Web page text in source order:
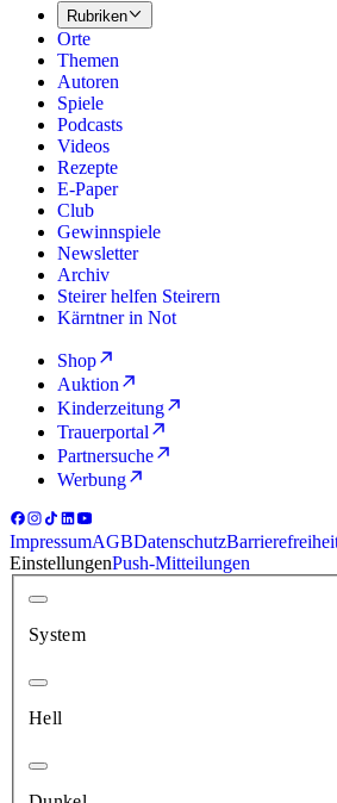
Rubriken
Orte
Themen
Autoren
Spiele
Podcasts
Videos
Rezepte
E-Paper
Club
Gewinnspiele
Newsletter
Archiv
Steirer helfen Steirern
Kärntner in Not
Shop
Auktion
Kinderzeitung
Trauerportal
Partnersuche
Werbung
ImpressumAGBDatenschutz
EinstellungenPush-Mitteilungen
System
Hell